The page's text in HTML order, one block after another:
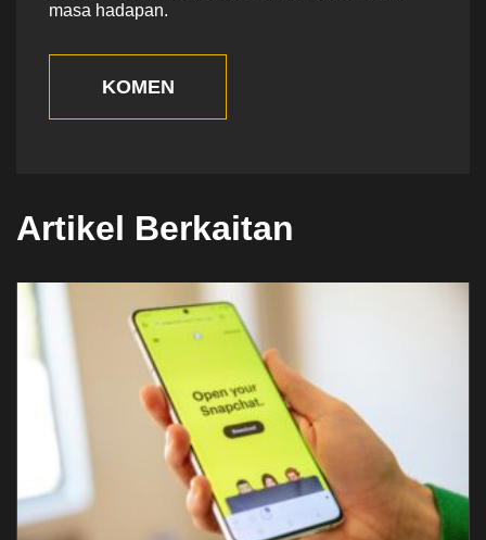
masa hadapan.
KOMEN
Artikel Berkaitan